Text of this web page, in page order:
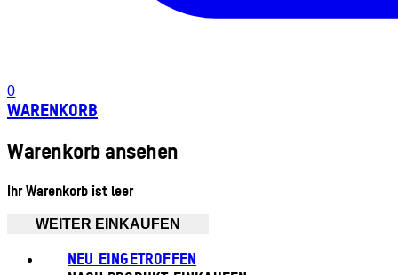
0
WARENKORB
Warenkorb ansehen
Ihr Warenkorb ist leer
WEITER EINKAUFEN
NEU EINGETROFFEN